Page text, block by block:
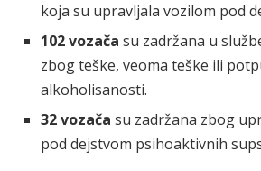
koja su upravljala vozilom pod
102 vozača su zadržana u
zbog teške, veoma teške ili
alkoholisanosti.
32 vozača su zadržana zbog
pod dejstvom psihoaktivnih